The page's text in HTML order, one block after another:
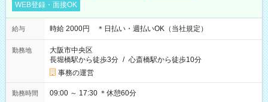
WEB登録・面接OK
給与 時給 2000円 ＊日払い・週払いOK（当社規定）
勤務地
大阪市中央区
長堀橋駅から徒歩3分 / 心斎橋駅から徒歩10分
事務の運営
勤務時間 09:00 ～ 17:30 ＊休憩60分